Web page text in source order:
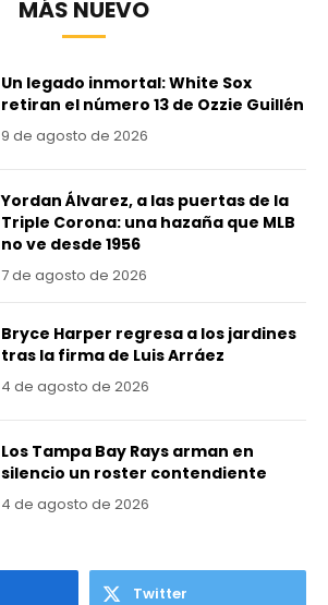
MÁS NUEVO
Un legado inmortal: White Sox
retiran el número 13 de Ozzie Guillén
9 de agosto de 2026
Yordan Álvarez, a las puertas de la
Triple Corona: una hazaña que MLB
no ve desde 1956
7 de agosto de 2026
Bryce Harper regresa a los jardines
tras la firma de Luis Arráez
4 de agosto de 2026
Los Tampa Bay Rays arman en
silencio un roster contendiente
4 de agosto de 2026
Twitter